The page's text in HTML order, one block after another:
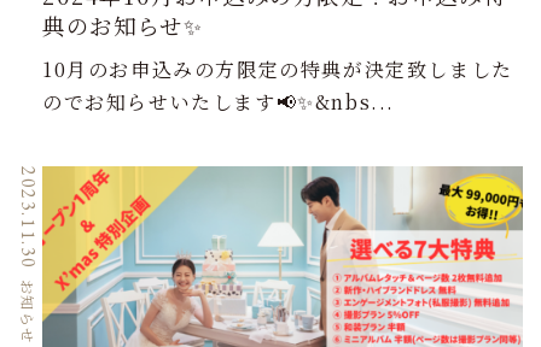
典のお知らせ✨
10月のお申込みの方限定の特典が決定致しました
のでお知らせいたします📢✨&nbs...
2023.11.30
お知らせ